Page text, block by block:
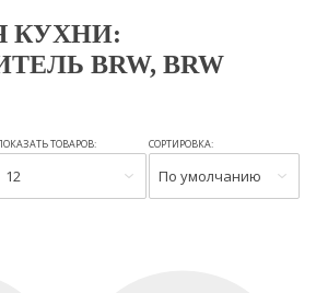
КУХНИ:
BRW, BRW
ТОВАРОВ:
12
СОРТИРОВКА:
По умолчанию